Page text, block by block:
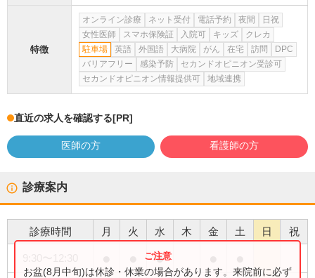
特徴
オンライン診療 ネット受付 電話予約 夜間
日祝
女性医師
スマホ保険証 入院可 キッズ
クレカ
駐車場
英語 外国語 大病院 がん 在宅 訪問
DPC
バリアフリー
感染予防
セカンドオピニオン受診可
セカンドオピニオン情報提供可
地域連携
直近の求人を確認する[PR]
医師の方 看護師の方
診療案内
診療時間 月 火 水 木 金 土 日 祝
●
お盆(8月中旬)は休診・休業の場合があります。来院前に必ず